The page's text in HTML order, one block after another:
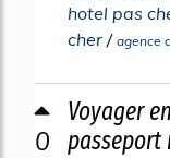
hotel pas
cher / agence
0
Voyager
passeport